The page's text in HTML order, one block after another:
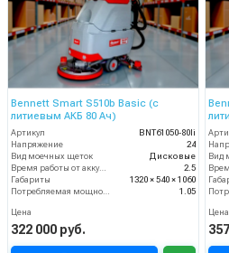
Bennett Smart S510b Basic (с
литиевым АКБ 80 Ач)
Артикул
BNT61050-80li
Напряжение
24
Вид моечных щеток
Дисковые
Время работы от аккумуляторов (ч)
2.5
Габариты
1320 × 540 × 1060
1.05
Цена
322 000 руб.
Вид
Цена